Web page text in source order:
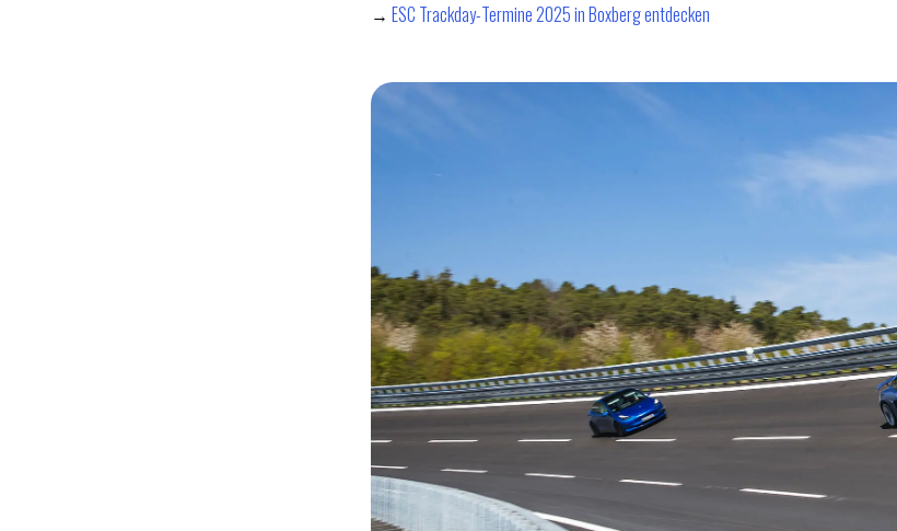
→ESC Trackday-Termine 2025 in Boxberg entdecken